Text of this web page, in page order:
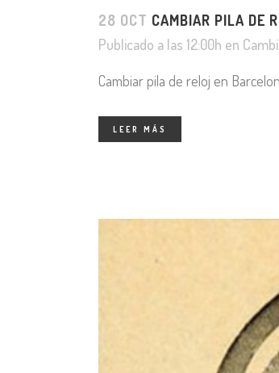
28 OCT CAMBIAR PILA DE
Publicado a las 12:00h en
Cambiar pila de reloj en
LEER MÁS